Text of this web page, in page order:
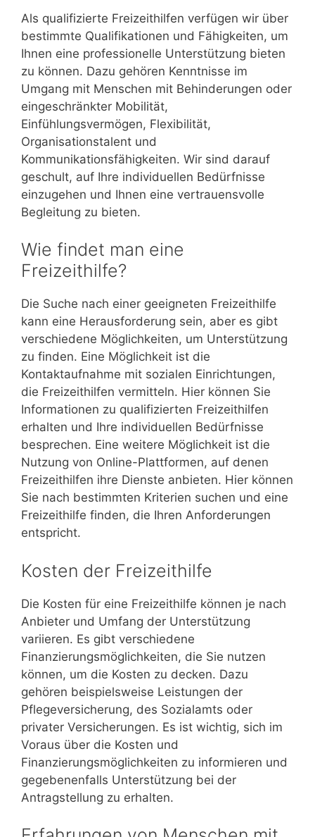
Als qualifizierte Freizeithilfen verfügen wir über
bestimmte Qualifikationen und Fähigkeiten, um
Ihnen eine professionelle Unterstützung bieten
zu können. Dazu gehören Kenntnisse im
Umgang mit Menschen mit Behinderungen oder
eingeschränkter Mobilität,
Einfühlungsvermögen, Flexibilität,
Organisationstalent und
Kommunikationsfähigkeiten. Wir sind darauf
geschult, auf Ihre individuellen Bedürfnisse
einzugehen und Ihnen eine vertrauensvolle
Begleitung zu bieten.
Wie findet man eine
Freizeithilfe?
Die Suche nach einer geeigneten Freizeithilfe
kann eine Herausforderung sein, aber es gibt
verschiedene Möglichkeiten, um Unterstützung
zu finden. Eine Möglichkeit ist die
Kontaktaufnahme mit sozialen Einrichtungen,
die Freizeithilfen vermitteln. Hier können Sie
Informationen zu qualifizierten Freizeithilfen
erhalten und Ihre individuellen Bedürfnisse
besprechen. Eine weitere Möglichkeit ist die
Nutzung von Online-Plattformen, auf denen
Freizeithilfen ihre Dienste anbieten. Hier können
Sie nach bestimmten Kriterien suchen und eine
Freizeithilfe finden, die Ihren Anforderungen
entspricht.
Kosten der Freizeithilfe
Die Kosten für eine Freizeithilfe können je nach
Anbieter und Umfang der Unterstützung
variieren. Es gibt verschiedene
Finanzierungsmöglichkeiten, die Sie nutzen
können, um die Kosten zu decken. Dazu
gehören beispielsweise Leistungen der
Pflegeversicherung, des Sozialamts oder
privater Versicherungen. Es ist wichtig, sich im
Voraus über die Kosten und
Finanzierungsmöglichkeiten zu informieren und
gegebenenfalls Unterstützung bei der
Antragstellung zu erhalten.